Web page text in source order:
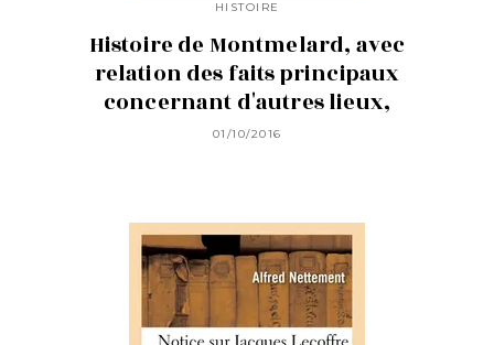
HISTOIRE
Histoire de Montmelard, avec
relation des faits principaux
concernant d'autres lieux,
01/10/2016